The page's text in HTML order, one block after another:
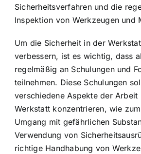
Sicherheitsverfahren und die
Inspektion von Werkzeugen und
Um die Sicherheit in der
verbessern, ist es wichtig, dass
regelmäßig an Schulungen und
teilnehmen. Diese Schulungen
verschiedene Aspekte der
Werkstatt konzentrieren, wie
Umgang mit gefährlichen
Verwendung von
richtige Handhabung von